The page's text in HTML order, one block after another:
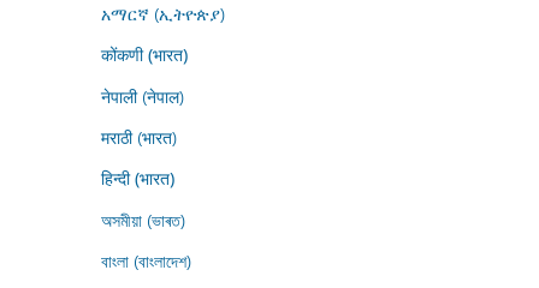
አማርኛ (ኢትዮጵያ)
कोंकणी (भारत)
नेपाली (नेपाल)
मराठी (भारत)
हिन्दी (भारत)
অসমীয়া (ভাৰত)
বাংলা (বাংলাদেশ)